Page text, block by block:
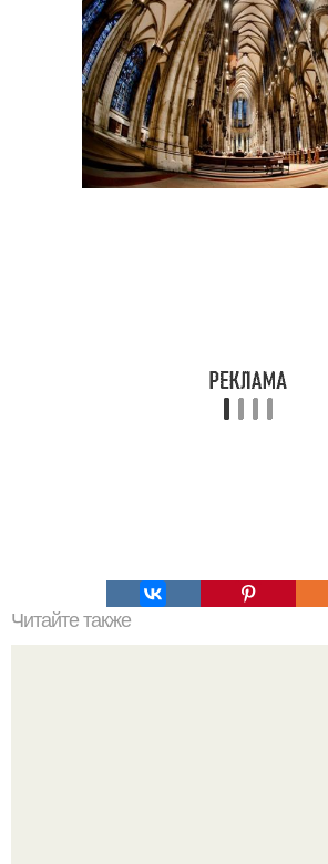
Читайте также